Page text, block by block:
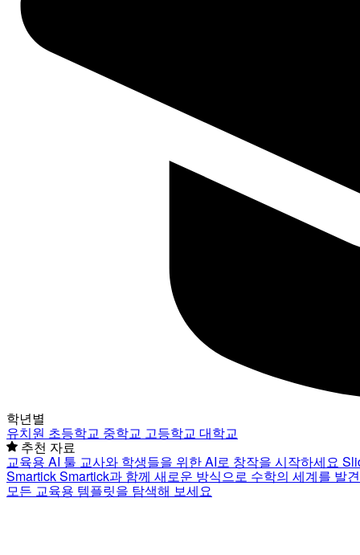
학년별
유치원 초등학교 중학교 고등학교 대학교
추천 자료
교육용 AI 툴 교사와 학생들을 위한 AI로 창작을 시작하세요
SmartickSmartick과 함께 새로운 방식으로 수학의 세계를 발
모든 교육용 템플릿을 탐색해 보세요